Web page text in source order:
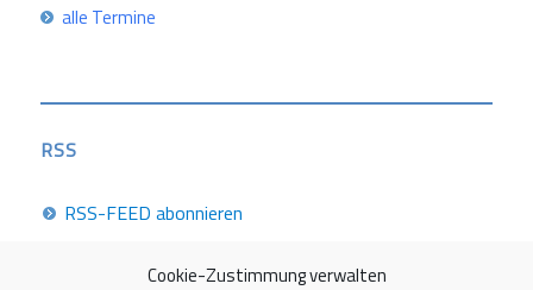
Cookie-Zustimmung verwalten
alle Termine
RSS
RSS-FEED abonnieren